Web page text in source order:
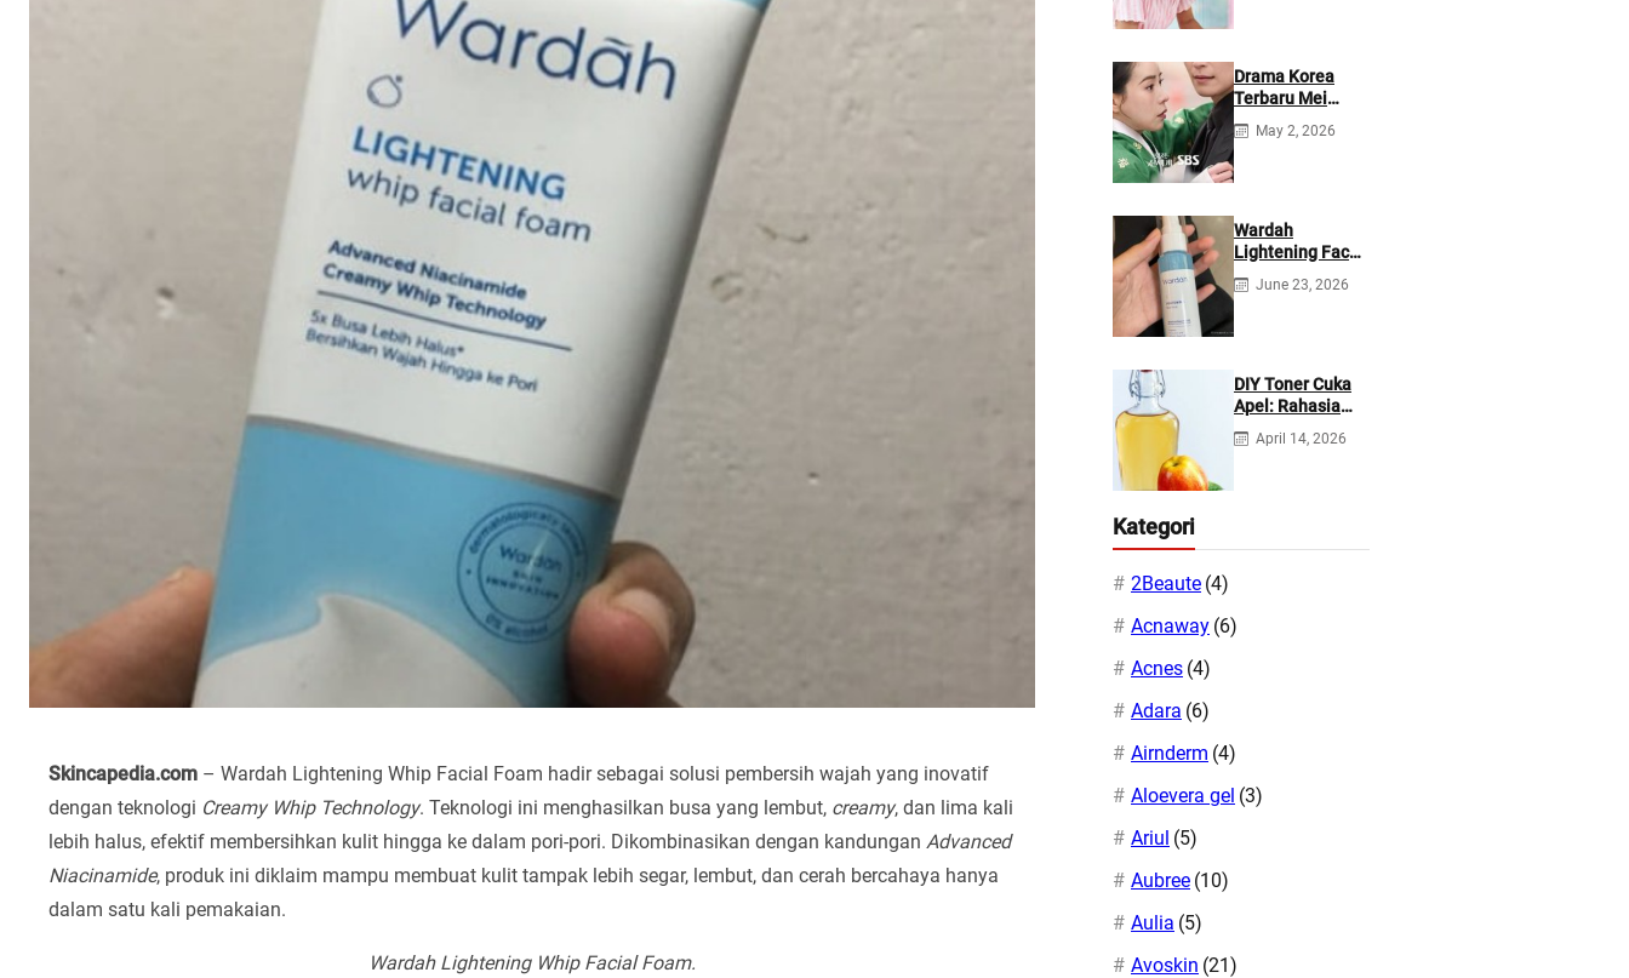
Skincapedia.com – Wardah Lightening Whip Facial Foam hadir sebagai solusi pembersih wajah yang inovatif
dengan teknologi Creamy Whip Technology. Teknologi ini menghasilkan busa yang lembut, creamy, dan lima kali
lebih halus, efektif membersihkan kulit hingga ke dalam pori-pori. Dikombinasikan dengan kandungan Advanced
Niacinamide, produk ini diklaim mampu membuat kulit tampak lebih segar, lembut, dan cerah bercahaya hanya
dalam satu kali pemakaian.
Wardah Lightening Whip Facial Foam.
Drama Korea
Terbaru Mei
2026: Mana yang
Tayang di
May 2, 2026
Wardah
Lightening Face
Mist: Cek
Ingredients &
June 23, 2026
DIY Toner Cuka
Apel: Rahasia
Jerawat Kempes
dalam 2 Hari!
April 14, 2026
Kategori
2Beaute (4)
Acnaway (6)
Acnes (4)
Adara (6)
Airnderm (4)
Aloevera gel (3)
Ariul (5)
Aubree (10)
Aulia (5)
Avoskin (21)